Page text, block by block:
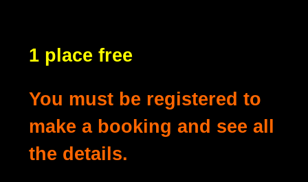
1 place free
You must be registered to
make a booking and see all
the details.